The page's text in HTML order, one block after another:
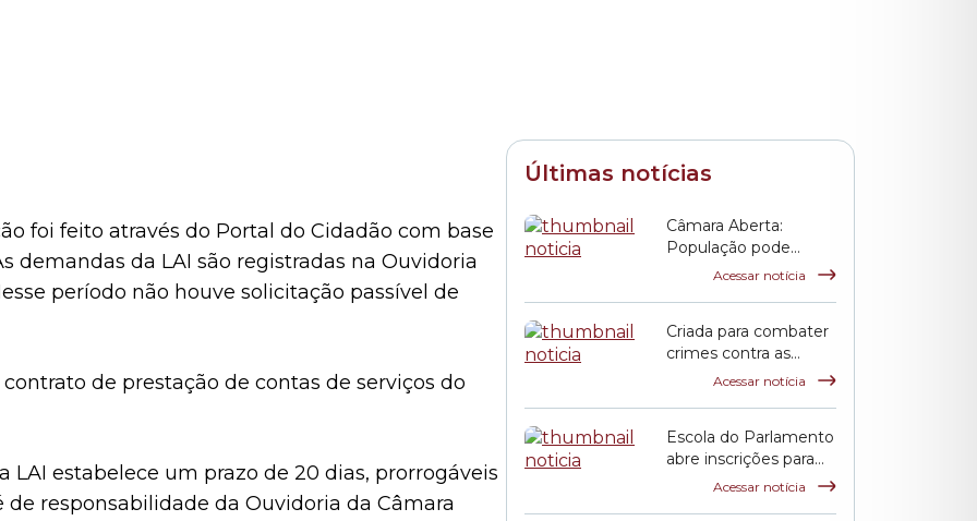
foi feito através do Portal do Cidadão com base
demandas da LAI são registradas na Ouvidoria
período não houve solicitação passível de
de prestação de contas de serviços do
LAI estabelece um prazo de 20 dias, prorrogáveis
de responsabilidade da Ouvidoria da Câmara
Últimas notícias
Câmara Aberta:
População pode
conhecer detalhes do
Acessar notícia
Criada para combater
crimes contra as
mulheres, Lei Maria
Acessar notícia
Escola do Parlamento
abre inscrições para
curso sobreAcessar notícia